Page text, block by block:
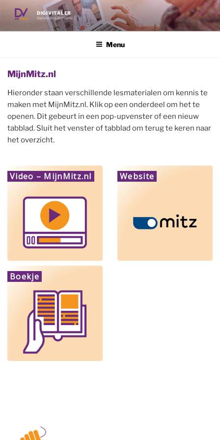
de
DIGIVITALER
digitale zorg dichterbij
Menu
MijnMitz.nl
Hieronder staan verschillende lesmaterialen om kennis te
maken met MijnMitz.nl. Klik op een onderdeel om het te
openen. Dit gebeurt in een pop-upvenster of een nieuw
tabblad. Sluit het venster of tabblad om terug te keren naar
het overzicht.
Video – MijnMitz.nl Website
Boekje